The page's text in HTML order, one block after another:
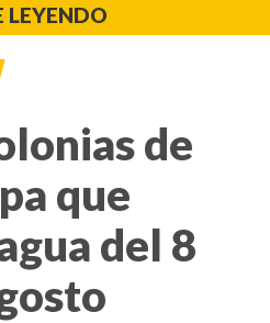
LEYENDO
de
que
del 8